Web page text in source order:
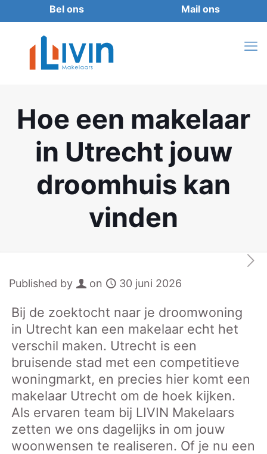
Hoe een makelaar
in Utrecht jouw
droomhuis kan
vinden
Published by on 30 juni 2026
Bij de zoektocht naar je droomwoning
in Utrecht kan een makelaar echt het
verschil maken. Utrecht is een
bruisende stad met een competitieve
woningmarkt, en precies hier komt een
makelaar Utrecht om de hoek kijken.
Als ervaren team bij LIVIN Makelaars
zetten we ons dagelijks in om jouw
woonwensen te realiseren. Of je nu een